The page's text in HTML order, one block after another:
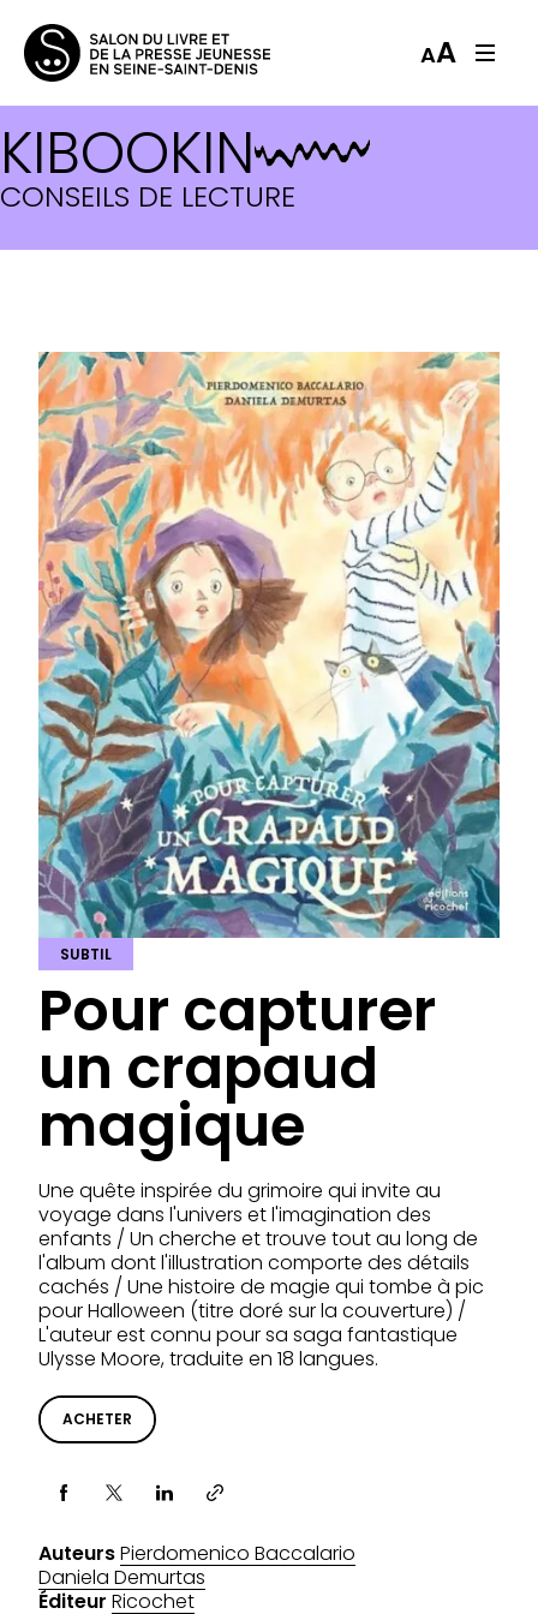
AA
KIBOOKIN
CONSEILS DE LECTURE
SUBTIL
Pour capturer
un crapaud
magique
Une quête inspirée du grimoire qui invite au
voyage dans l'univers et l'imagination des
enfants / Un cherche et trouve tout au long de
l'album dont l'illustration comporte des détails
cachés / Une histoire de magie qui tombe à pic
pour Halloween (titre doré sur la couverture) /
L'auteur est connu pour sa saga fantastique
Ulysse Moore, traduite en 18 langues.
ACHETER
Partager via
AuteursPierdomenico Baccalario
Daniela Demurtas
Éditeur Ricochet